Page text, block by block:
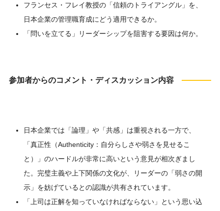
フランセス・フレイ教授の「信頼のトライアングル」を、
日本企業の管理職育成にどう適用できるか。
「問いを立てる」リーダーシップを阻害する要因は何か。
参加者からのコメント・ディスカッション内容
日本企業では「論理」や「共感」は重視される一方で、
「真正性（Authenticity：自分らしさや弱さを見せるこ
と）」のハードルが非常に高いという意見が相次ぎまし
た。完璧主義や上下関係の文化が、リーダーの「弱さの開
示」を妨げているとの認識が共有されています。
「上司は正解を知っていなければならない」という思い込